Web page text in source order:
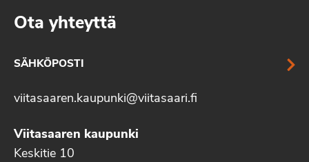
Ota yhteyttä
SÄHKÖPOSTI
viitasaaren.kaupunki@viitasaari.fi
Viitasaaren kaupunki
Keskitie 10